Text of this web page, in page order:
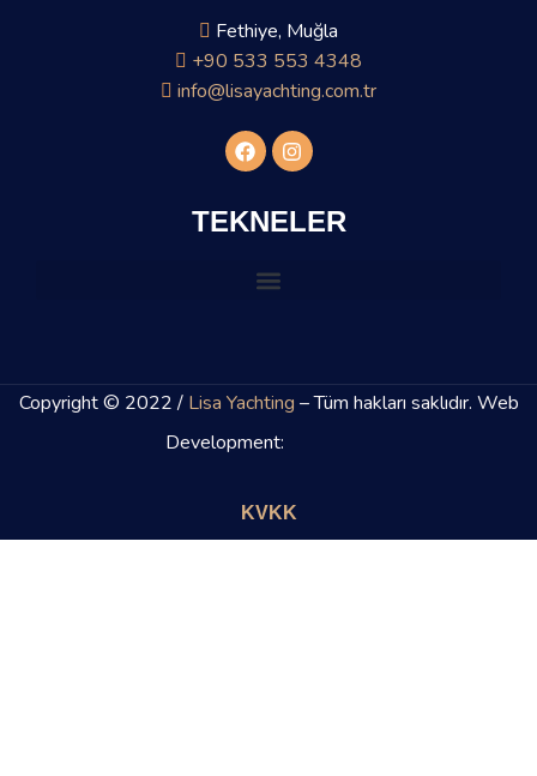
Fethiye, Muğla
+90 533 553 4348
info@lisayachting.com.tr
TEKNELER
Copyright © 2022 / Lisa Yachting – Tüm hakları saklıdır. Web
Development:
KVKK